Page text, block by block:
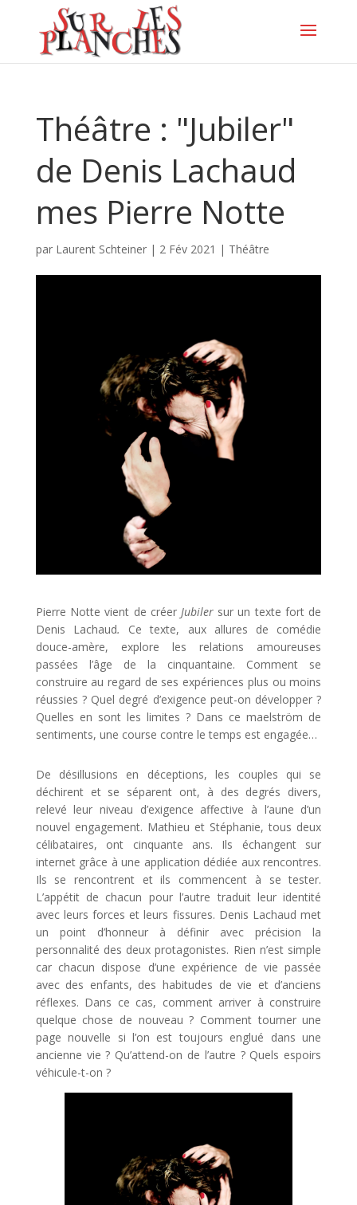
Théâtre : "Jubiler"
de Denis Lachaud
mes Pierre Notte
par Laurent Schteiner| 2 Fév 2021 | Théâtre
Pierre Notte vient de créer Jubiler sur un texte fort de
Denis Lachaud.
Ce texte, aux allures de comédie
douce-amère, explore les relations amoureuses
passées l’âge de la cinquantaine. Comment se
construire au regard de ses expériences plus ou moins
réussies ? Quel degré d’exigence peut-on développer ?
Quelles en sont les limites ? Dans ce maelström de
sentiments, une course contre le temps est engagée…
De désillusions en déceptions, les couples qui se
déchirent et se séparent ont, à des degrés divers,
relevé leur niveau d’exigence affective à l’aune d’un
nouvel engagement. Mathieu et Stéphanie, tous deux
célibataires, ont cinquante ans. Ils échangent sur
internet grâce à une application dédiée aux rencontres.
Ils se rencontrent et ils commencent à se tester.
L’appétit de chacun pour l’autre traduit leur identité
avec leurs forces et leurs fissures. Denis Lachaud met
un point d’honneur à définir avec précision la
personnalité des deux protagonistes. Rien n’est simple
car chacun dispose d’une expérience de vie passée
avec des enfants, des habitudes de vie et d’anciens
réflexes. Dans ce cas, comment arriver à construire
quelque chose de nouveau ? Comment tourner une
page nouvelle si l’on est toujours englué dans une
ancienne vie ? Qu’attend-on de l’autre ? Quels espoirs
véhicule-t-on ?